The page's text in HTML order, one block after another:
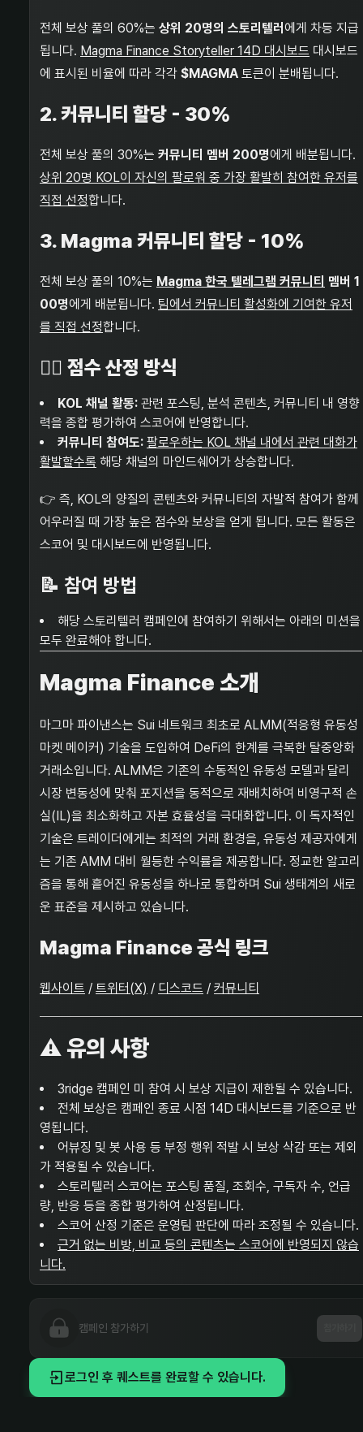
전체 보상 풀의 60%는 상위 20명의 스토리텔러 에게 차등 지급
됩니다. Magma Finance Storyteller 14D 대시보드 대시보드
에 표시된 비율에 따라 각각 $MAGMA 토큰이 분배됩니다.
2. 커뮤니티 할당 - 30%
전체 보상 풀의 30%는 커뮤니티 멤버 200명에게 배분됩니다.
상위 20명 KOL이 자신의 팔로워 중 가장 활발히 참여한 유저를
직접 선정합니다.
3. Magma 커뮤니티 할당 - 10%
전체 보상 풀의 10%는 Magma 한국 텔레그램 커뮤니티 멤버 1
00명에게 배분됩니다. 팀에서 커뮤니티 활성화에 기여한 유저
를 직접 선정합니다.
🧑‍⚖️ 점수 산정 방식
KOL 채널 활동: 관련 포스팅, 분석 콘텐츠, 커뮤니티 내 영향
력을 종합 평가하여 스코어에 반영합니다.
커뮤니티 참여도: 팔로우하는 KOL 채널 내에서 관련 대화가
활발할수록 해당 채널의 마인드쉐어가 상승합니다.
👉 즉, KOL의 양질의 콘텐츠와 커뮤니티의 자발적 참여가 함께
어우러질 때 가장 높은 점수와 보상을 얻게 됩니다. 모든 활동은
스코어 및 대시보드에 반영됩니다.
📝 참여 방법
해당 스토리텔러 캠페인에 참여하기 위해서는 아래의 미션을
모두 완료해야 합니다.
Magma Finance 소개
마그마 파이낸스는 Sui 네트워크 최초로 ALMM(적응형 유동성
마켓 메이커) 기술을 도입하여 DeFi의 한계를 극복한 탈중앙화
거래소입니다. ALMM은 기존의 수동적인 유동성 모델과 달리
시장 변동성에 맞춰 포지션을 동적으로 재배치하여 비영구적 손
실(IL)을 최소화하고 자본 효율성을 극대화합니다. 이 독자적인
기술은 트레이더에게는 최적의 거래 환경을, 유동성 제공자에게
는 기존 AMM 대비 월등한 수익률을 제공합니다. 정교한 알고리
즘을 통해 흩어진 유동성을 하나로 통합하며 Sui 생태계의 새로
운 표준을 제시하고 있습니다.
Magma Finance 공식 링크
웹사이트 / 트위터(X) / 디스코드 / 커뮤니티
⚠️ 유의 사항
3ridge 캠페인 미 참여 시 보상 지급이 제한될 수 있습니다.
전체 보상은 캠페인 종료 시점 14D 대시보드를 기준으로 반
영됩니다.
어뷰징 및 봇 사용 등 부정 행위 적발 시 보상 삭감 또는 제외
가 적용될 수 있습니다.
스토리텔러 스코어는 포스팅 품질, 조회수, 구독자 수, 언급
량, 반응 등을 종합 평가하여 산정됩니다.
스코어 산정 기준은 운영팀 판단에 따라 조정될 수 있습니다.
근거 없는 비방, 비교 등의 콘텐츠는 스코어에 반영되지 않습
니다.
캠페인 참가하기
로그인 후 퀘스트를 완료할 수 있습니다.